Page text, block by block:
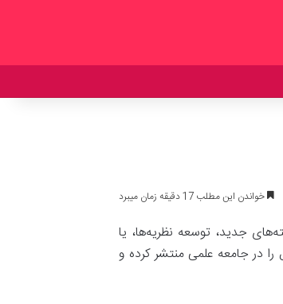
خواندن این مطلب 17 دقیقه زمان میبرد
جدید، توسعه نظریه‌ها، یا
در جامعه علمی منتشر کرده و